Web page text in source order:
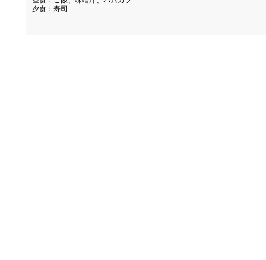
夕食：寿司